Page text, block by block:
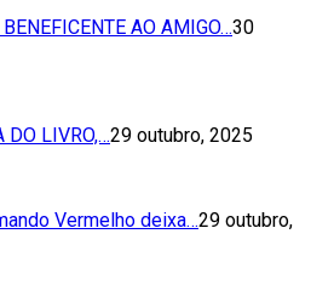
AO AMIGO…30
DO LIVRO,…29 outubro, 2025
Vermelho deixa…29 outubro,